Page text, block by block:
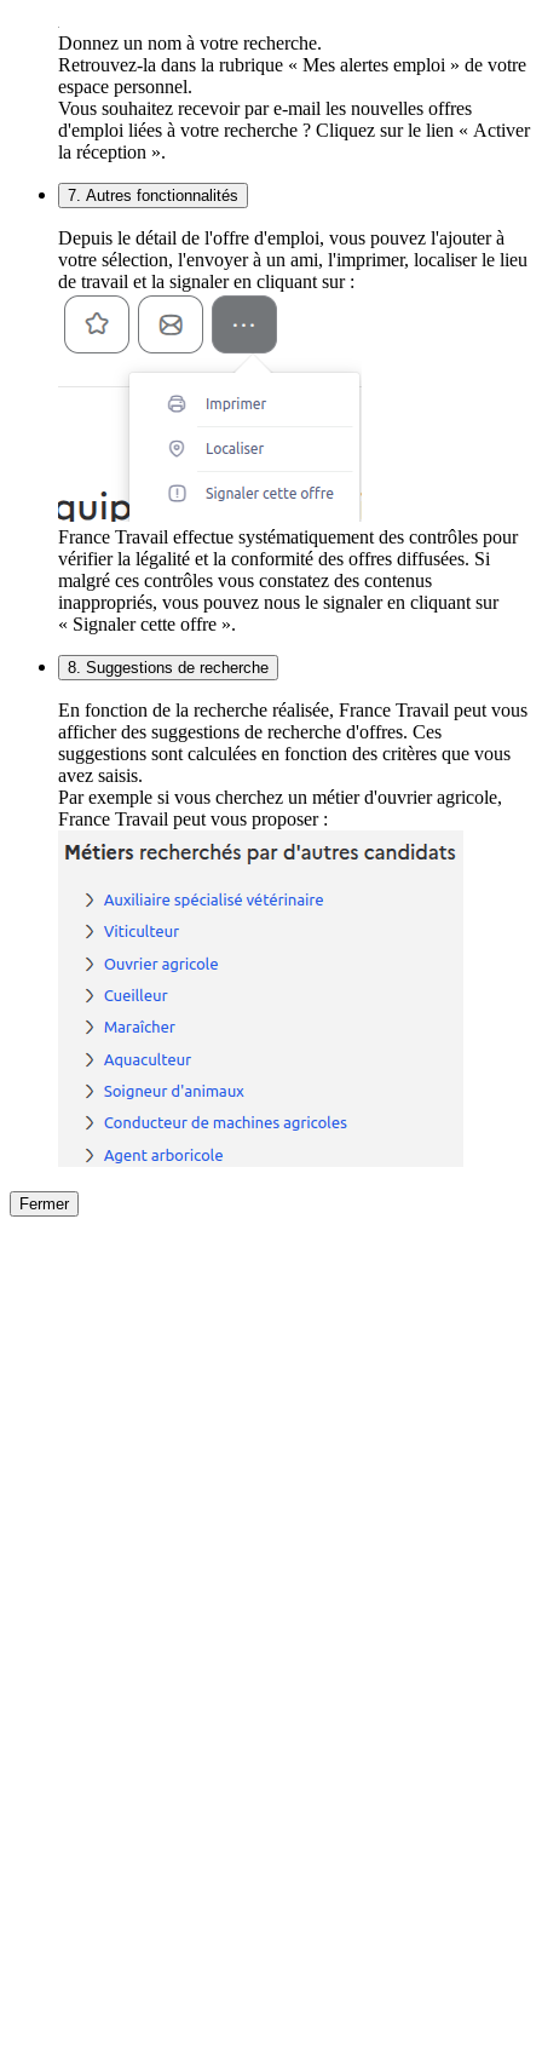
Donnez un nom à votre recherche.
Retrouvez-la dans la rubrique « Mes alertes emploi » de votre
espace personnel.
Vous souhaitez recevoir par e-mail les nouvelles offres
d'emploi liées à votre recherche ? Cliquez sur le lien « Activer
la réception ».
7. Autres fonctionnalités
Depuis le détail de l'offre d'emploi, vous pouvez l'ajouter à
votre sélection, l'envoyer à un ami, l'imprimer, localiser le lieu
de travail et la signaler en cliquant sur :
France Travail effectue systématiquement des contrôles pour
vérifier la légalité et la conformité des offres diffusées. Si
malgré ces contrôles vous constatez des contenus
inappropriés, vous pouvez nous le signaler en cliquant sur
« Signaler cette offre ».
8. Suggestions de recherche
En fonction de la recherche réalisée, France Travail peut vous
afficher des suggestions de recherche d'offres. Ces
suggestions sont calculées en fonction des critères que vous
avez saisis.
Par exemple si vous cherchez un métier d'ouvrier agricole,
France Travail peut vous proposer :
Fermer